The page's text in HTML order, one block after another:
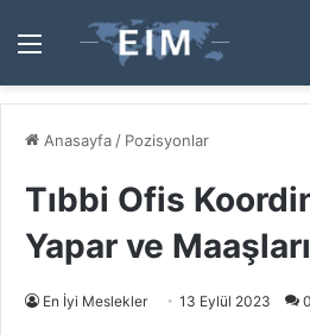
Menü
Anasayfa / Pozisyonlar
Tıbbi Ofis
Yapar ve
En İyi Meslekler 13 Eylül 2023 0